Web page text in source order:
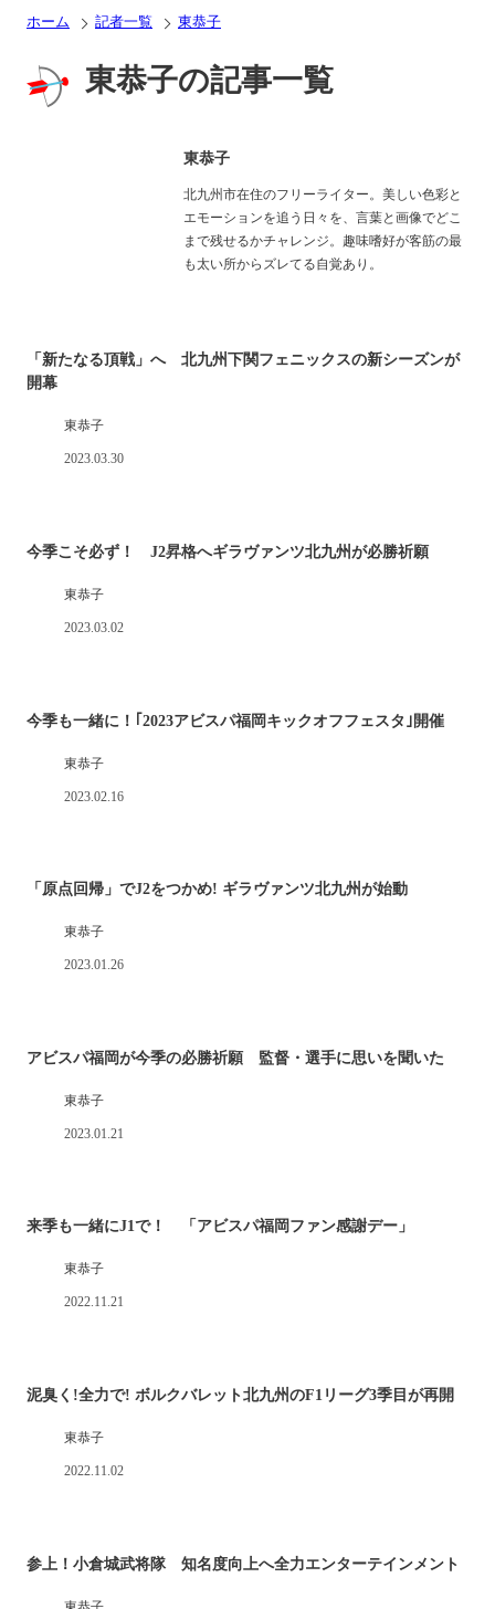
ホーム 記者一覧 東恭子
東恭子の記事一覧
東恭子
北九州市在住のフリーライター。美しい色彩と
エモーションを追う日々を、言葉と画像でどこ
まで残せるかチャレンジ。趣味嗜好が客筋の最
も太い所からズレてる自覚あり。
「新たなる頂戦」へ 北九州下関フェニックスの新シーズンが
開幕
東恭子
2023.03.30
今季こそ必ず！ J2昇格へギラヴァンツ北九州が必勝祈願
東恭子
2023.03.02
今季も一緒に！｢2023アビスパ福岡キックオフフェスタ｣開催
東恭子
2023.02.16
「原点回帰」でJ2をつかめ! ギラヴァンツ北九州が始動
東恭子
2023.01.26
アビスパ福岡が今季の必勝祈願 監督・選手に思いを聞いた
東恭子
2023.01.21
来季も一緒にJ1で！ 「アビスパ福岡ファン感謝デー」
東恭子
2022.11.21
泥臭く!全力で! ボルクバレット北九州のF1リーグ3季目が再開
東恭子
2022.11.02
参上！小倉城武将隊 知名度向上へ全力エンターテインメント